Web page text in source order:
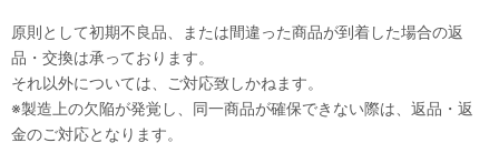
原則として初期不良品、または間違った商品が到着した場合の返
品・交換は承っております。
それ以外については、ご対応致しかねます。
※製造上の欠陥が発覚し、同一商品が確保できない際は、返品・返
金のご対応となります。
「街乗り自転車のオススメを教えて」
「子供用自転車の選び方を教えて」など
お問い合わせ